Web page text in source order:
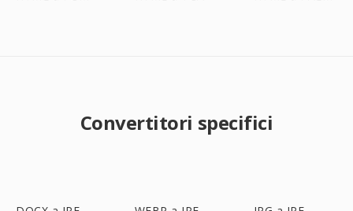
Convertitori specifici